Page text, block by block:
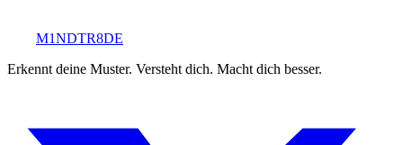
M1NDTR8DE
Erkennt deine Muster. Versteht dich. Macht dich besser.